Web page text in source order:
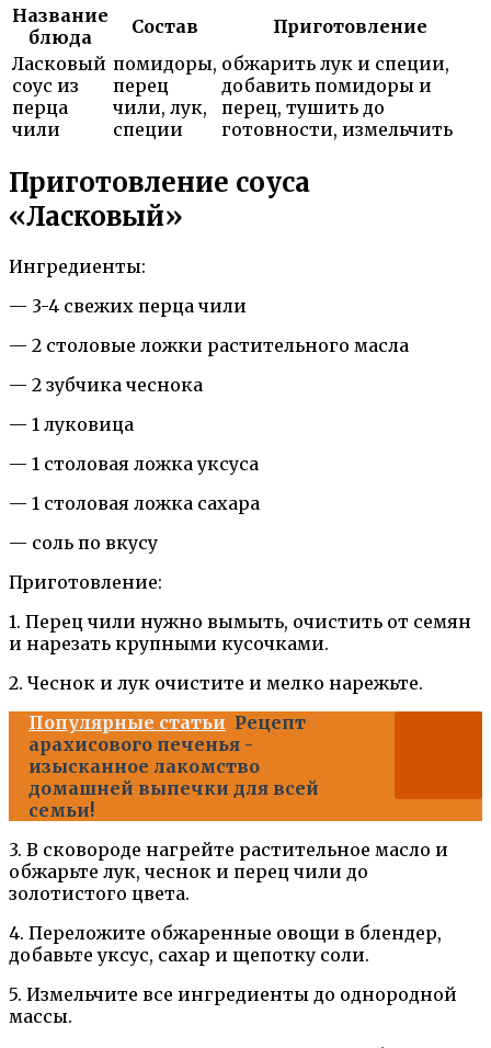
Название
блюда
Состав
Приготовление
Ласковый
соус из
перца
чили
помидоры,
перец
чили, лук,
специи
обжарить лук и специи,
добавить помидоры и
перец, тушить до
готовности, измельчить
Приготовление соуса
«Ласковый»
Ингредиенты:
— 3-4 свежих перца чили
— 2 столовые ложки растительного масла
— 2 зубчика чеснока
— 1 луковица
— 1 столовая ложка уксуса
— 1 столовая ложка сахара
— соль по вкусу
Приготовление:
1. Перец чили нужно вымыть, очистить от семян
и нарезать крупными кусочками.
2. Чеснок и лук очистите и мелко нарежьте.
Популярные статьи Рецепт
арахисового печенья -
изысканное лакомство
домашней выпечки для всей
семьи!
3. В сковороде нагрейте растительное масло и
обжарьте лук, чеснок и перец чили до
золотистого цвета.
4. Переложите обжаренные овощи в блендер,
добавьте уксус, сахар и щепотку соли.
5. Измельчите все ингредиенты до однородной
массы.